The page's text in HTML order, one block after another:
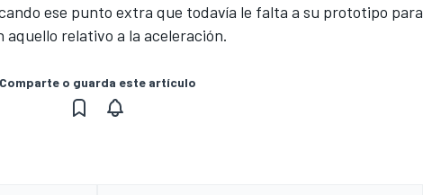
ese punto extra que todavía le falta a su prototipo para
relativo a la aceleración.
Comparte o guarda este artículo